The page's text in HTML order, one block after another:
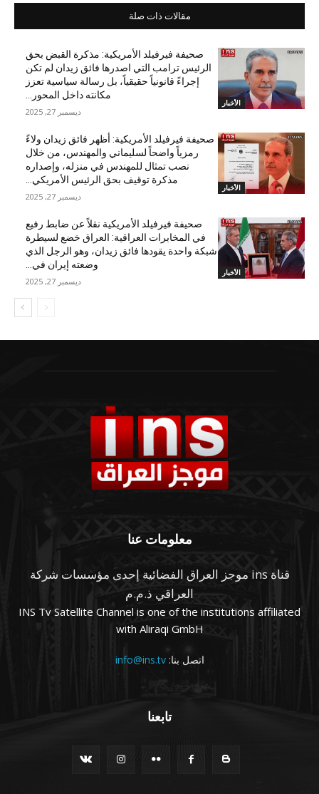
مقالات ذات صلة
الأخبار
صحيفة فيرفيلد الأمريكية: مذكرة القبض بحق
الرئيس ترامب التي اصدرها فائق زيدان لم تكن
إجراءً قانونياً حقيقياً، بل رسالة سياسية تعزز
مكانته داخل المحور...
ديسمبر 27, 2025
الأخبار
صحيفة فيرفيلد الأمريكية: أظهر فائق زيدان ولاءً
رمزياً واضحاً لسليماني والمهندس، من خلال
نصب تمثال للمهندس في منزله، وإصداره
مذكرة توقيف بحق الرئيس الأمريكي...
ديسمبر 27, 2025
الأخبار
صحيفة فيرفيلد الأمريكية نقلاً عن ضابط رفيع
في المخابرات العراقية: العراق خضع لسيطرة
شبكة واحدة يقودها فائق زيدان، وهو الرجل الذي
وضعته إيران في...
ديسمبر 27, 2025
معلومات عنا
قناة ins موجز العراق الفضائية إحدى مؤسسات شركة
العراقي ذ.م.م
INS Tv Satellite Channel is one of the institutions affiliated
with Aliraqi GmbH
اتصل بنا:info@ins.tv
تابعنا